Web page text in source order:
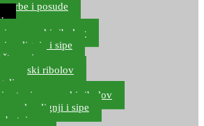
torbe i posude
za morski ribolov
za lignje i sipe
štapovi
morski ribolov
setovi za morski ribolov
za lov lignji i sipe